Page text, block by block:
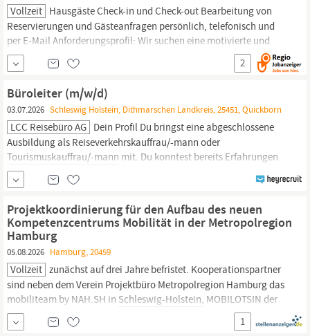
Vollzeit Hausgäste Check-in und Check-out Bearbeitung von
Reservierungen und Gästeanfragen persönlich, telefonisch und
per E-Mail Anforderungsprofil: Wir suchen eine motivierte und
kommunikative, empathische Persönlichkeit mit Erfahrung im
Bereich Hotellerie. Sie sollten folgende Anforderungen erfüllen:
Abgeschlossene Ausbildung oder Studium im Bereich Hotellerie
oderTourismusErfahrung in der
2
Büroleiter (m/w/d)
03.07.2026 Schleswig Holstein, Dithmarschen Landkreis, 25451, Quickborn
LCC Reisebüro AG Dein Profil Du bringst eine abgeschlossene
Ausbildung als Reiseverkehrskauffrau/-mann oder
Tourismuskauffrau/-mann mit. Du konntest bereits Erfahrungen
in der Team- oder Büroleitung sammeln. Du liebst den Kontakt
mit Menschen, bist herzlich im Umgang und behältst auch in
strukturierte und...
Projektkoordinierung für den Aufbau des neuen
Kompetenzcentrums Mobilität in der Metropolregion
Hamburg
05.08.2026 Hamburg, 20459
Vollzeit zunächst auf drei Jahre befristet. Kooperationspartner
sind neben dem Verein Projektbüro Metropolregion Hamburg das
mobiliteam by NAH.SH in Schleswig-Holstein, MOBILOTSIN der
Landesnahverkehrsgesellschaft Niedersachsen mbH sowie die
Hamburger Verkehrsverbund Gesellschaft mbH, die jeweils eine
1